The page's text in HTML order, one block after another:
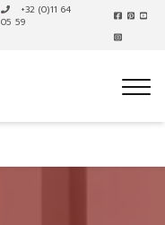
+32 (0)11 64
05 59